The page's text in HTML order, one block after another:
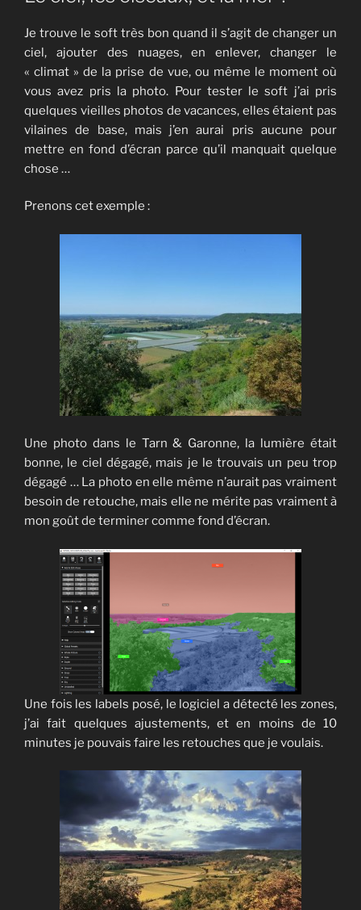
Je trouve le soft très bon quand il s’agit de changer un
ciel, ajouter des nuages, en enlever, changer le
« climat » de la prise de vue, ou même le moment où
vous avez pris la photo. Pour tester le soft j’ai pris
quelques vieilles photos de vacances, elles étaient pas
vilaines de base, mais j’en aurai pris aucune pour
mettre en fond d’écran parce qu’il manquait quelque
chose …
Prenons cet exemple :
Une photo dans le Tarn & Garonne, la lumière était
bonne, le ciel dégagé, mais je le trouvais un peu trop
dégagé … La photo en elle même n’aurait pas vraiment
besoin de retouche, mais elle ne mérite pas vraiment à
mon goût de terminer comme fond d’écran.
Une fois les labels posé, le logiciel a détecté les zones,
j’ai fait quelques ajustements, et en moins de 10
minutes je pouvais faire les retouches que je voulais.